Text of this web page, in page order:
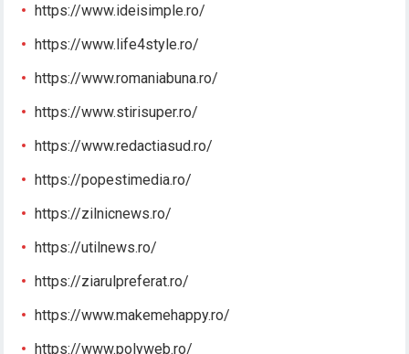
https://www.ideisimple.ro/
https://www.life4style.ro/
https://www.romaniabuna.ro/
https://www.stirisuper.ro/
https://www.redactiasud.ro/
https://popestimedia.ro/
https://zilnicnews.ro/
https://utilnews.ro/
https://ziarulpreferat.ro/
https://www.makemehappy.ro/
https://www.polyweb.ro/